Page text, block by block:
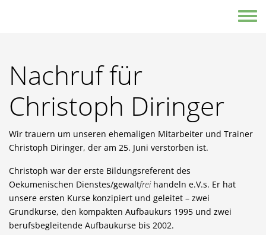
Nachruf für
Christoph Diringer
Wir trauern um unseren ehemaligen Mitarbeiter und Trainer
Christoph Diringer, der am 25. Juni verstorben ist.
Christoph war der erste Bildungsreferent des
Oekumenischen Dienstes/gewaltfreihandeln e.V.s. Er hat
unsere ersten Kurse konzipiert und geleitet – zwei
Grundkurse, den kompakten Aufbaukurs 1995 und zwei
berufsbegleitende Aufbaukurse bis 2002.